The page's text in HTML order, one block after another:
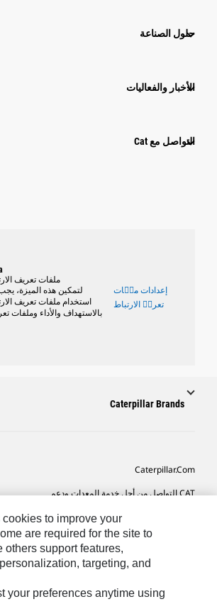
حلول الصناعة
الأخبار والفعاليات
التواصل مع Cat
ملفات تعريف
لتمكين هذه الميزة،
استخدام ملفات تعريف
بالاستهداف والأداء وملفات
إعدادات ملٝات
تعريٝ الارتباط
Caterpillar Brands
Caterpillar.com
CAT التواصل من أجل خدمة المعدات ودعم
تفضيلات التسويق الخاصة بي
خريطة الموقع
Cookie Settings
to improve your
are required for the site to
others support features,
targeting, and
your preferences anytime using